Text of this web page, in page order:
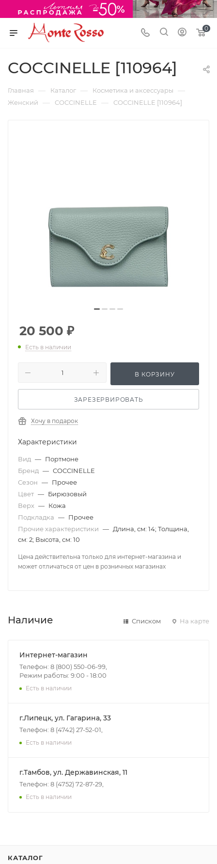
0
COCCINELLE [110964]
Главная — Каталог — Косметика и аксессуары —
Женский — COCCINELLE — COCCINELLE [110964]
20 500 ₽
Есть в наличии
В КОРЗИНУ
ЗАРЕЗЕРВИРОВАТЬ
Хочу в подарок
Характеристики
Вид — Портмоне
Бренд — COCCINELLE
Сезон — Прочее
Цвет — Бирюзовый
Верх — Кожа
Подкладка — Прочее
Прочие характеристики — Длина, см: 14; Толщина,
см: 2; Высота, см: 10
Цена действительна только для интернет-магазина и
может отличаться от цен в розничных магазинах
Наличие Списком На карте
Интернет-магазин
Телефон: 8 (800) 550-06-99,
Режим работы: 9:00 - 18:00
Есть в наличии
г.Липецк, ул. Гагарина, 33
Телефон: 8 (4742) 27-52-01,
Есть в наличии
г.Тамбов, ул. Державинская, 11
Телефон: 8 (4752) 72-87-29,
Есть в наличии
КАТАЛОГ